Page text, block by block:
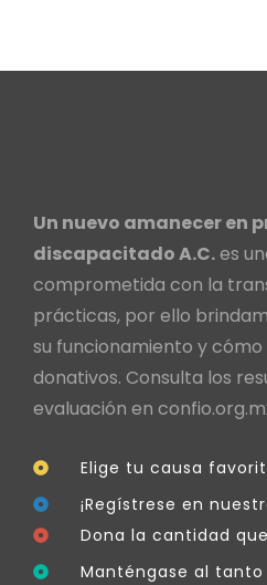
Un nuevo amanecer en
discapacitado A.C.es
comprometida con la
prácticas, por ello
su funcionamiento y cómo
donativos. Consulta los
evaluación en
Elige tu causa
¡Regístrese en
Dona la cantidad
Manténgase al tanto